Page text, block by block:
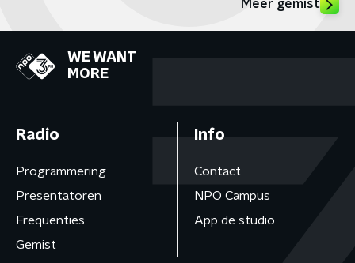
Meer gemist
WE WANT
MORE
Radio
Programmering
Presentatoren
Frequenties
Gemist
Info
Contact
NPO Campus
App de studio